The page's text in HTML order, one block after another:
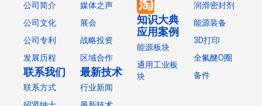
公司简介
公司文化
公司专利
发展历程
联系我们
联系方式
媒体之声
展会
战略投资
区域合作
最新技术
行业新闻
知识大典
应用案例
能源板块
通用工业板
块
润滑密封剂
能源装备
3D打印
全氟醚O圈
备件